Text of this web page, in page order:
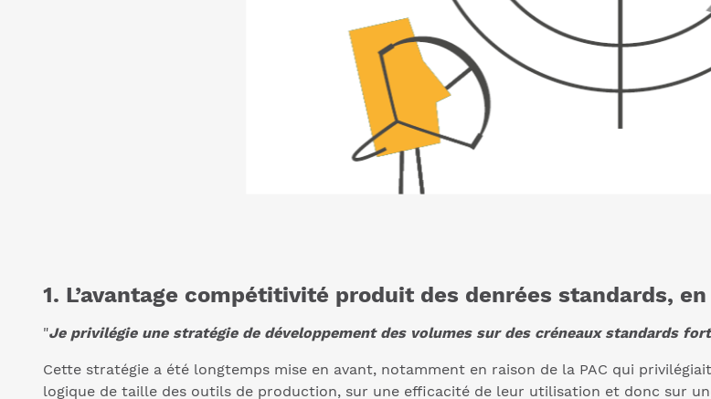
1. L’avantage compétitivité produit des denrées standards,
"Je privilégie une stratégie de développement des volumes sur des créneaux standards
Cette stratégie a été longtemps mise en avant, notamment en raison de la PAC qui
logique de taille des outils de production, sur une efficacité de leur utilisation et donc sur